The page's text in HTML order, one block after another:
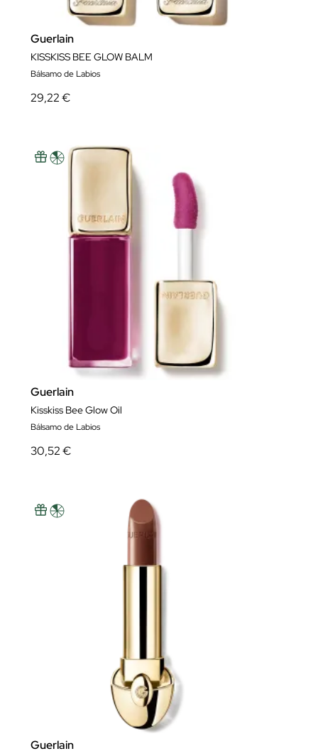
Guerlain
KISSKISS BEE GLOW BALM
Bálsamo de Labios
29,22 €
Guerlain
Kisskiss Bee Glow Oil
Bálsamo de Labios
30,52 €
Guerlain